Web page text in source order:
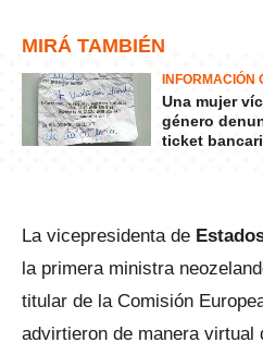
MIRÁ TAMBIÉN
INFORMACIÓN
Una mujer
género
ticket
La vicepresidenta de
la primera ministra
titular de la Comisión
advirtieron de manera virtual